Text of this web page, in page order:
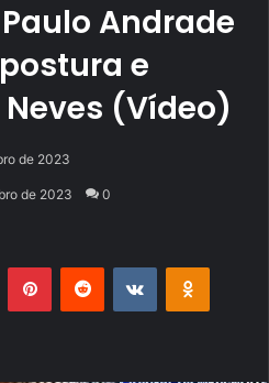
Andrade
e
(Vídeo)
de 2023
de 2023 0
PinterestReddit VK OK